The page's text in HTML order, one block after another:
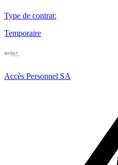
Type de contrat:
Temporaire
Accès Personnel SA